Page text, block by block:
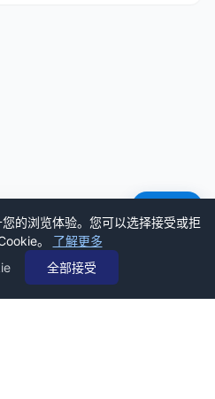
的浏览体验。您可以选择接受或拒
。 了解更多
全部接受